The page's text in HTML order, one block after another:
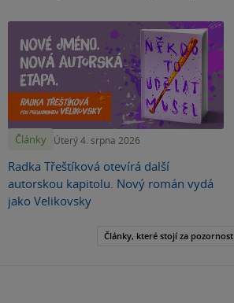
Články Úterý 4. srpna 2026
Radka Třeštíková otevírá další
autorskou kapitolu. Nový román vydá
jako Velikovsky
Články, které stojí za pozornost